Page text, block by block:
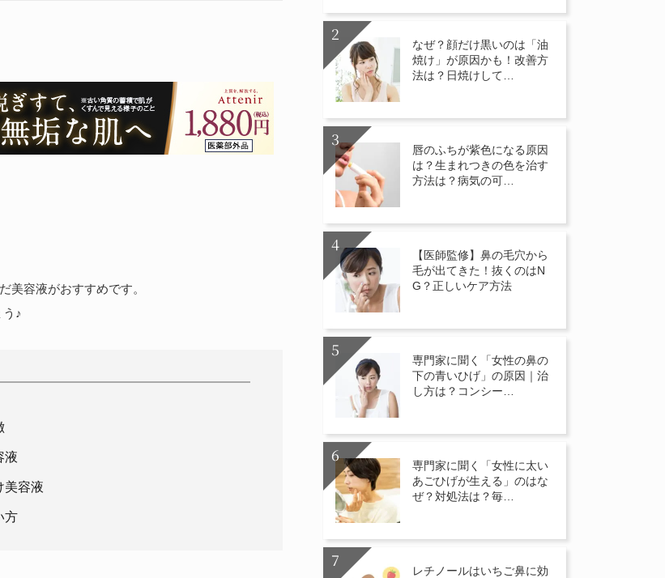
美容液がおすすめです。
♪
液
美容液
方
なぜ？顔だけ黒いのは「油
焼け」が原因かも！改善方
法は？日焼けして…
唇のふちが紫色になる原因
は？生まれつきの色を治す
方法は？病気の可…
【医師監修】鼻の毛穴から
毛が出てきた！抜くのはN
G？正しいケア方法
専門家に聞く「女性の鼻の
下の青いひげ」の原因｜治
し方は？コンシー…
専門家に聞く「女性に太い
あごひげが生える」のはな
ぜ？対処法は？毎…
レチノールはいちご鼻に効